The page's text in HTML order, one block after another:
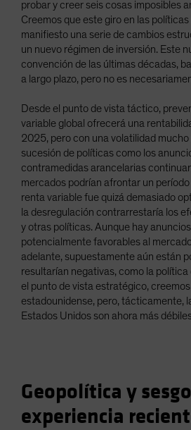
probar y creer seis cosas imposibles
Creemos que este giro en las
manifiesto una serie de cambios
un nuevo régimen de inversión. Este
convención de las últimas décadas,
a largo plazo, pero no es
Desde el punto de vista táctico,
variable global ofrecerá una
2025, pero con una volatilidad mucho
sucesión de políticas como los
contramedidas arancelarias
mercados podrían afrontar un
renta variable fue quizá demasiado
la desregulación contrarrestaría los
y otras políticas. Aunque hay
potencialmente favorables al
adelante, supuestamente aún están
resultarían negativas, como la
el punto de vista estratégico,
estadounidense, pero, tácticamente,
Estados Unidos son ahora más
Geopolítica y
experiencia